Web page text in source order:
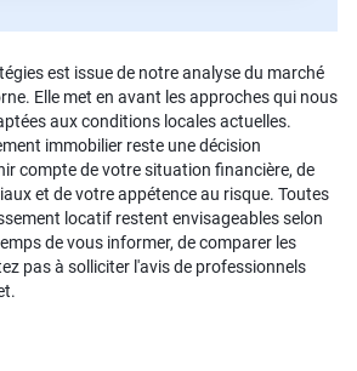
est issue de notre analyse du marché
Elle met en avant les approches qui nous
aux conditions locales actuelles.
immobilier reste une décision
compte de votre situation financière, de
et de votre appétence au risque. Toutes
locatif restent envisageables selon
de vous informer, de comparer les
pas à solliciter l'avis de professionnels